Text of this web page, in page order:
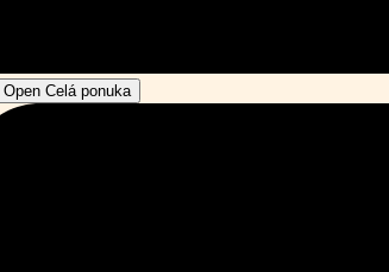
Open Celá ponuka